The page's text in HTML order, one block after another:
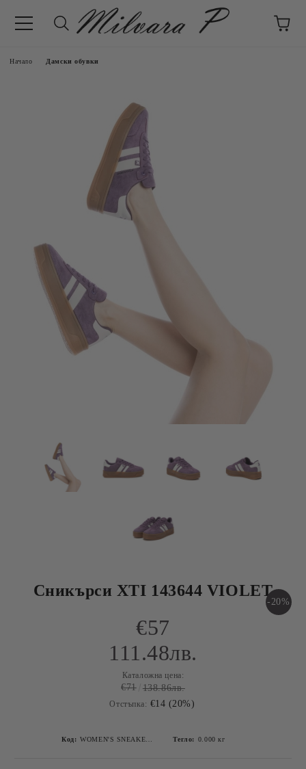
Начало Дамски обувки
Сникърси XTI 143644 VIOLET
-20%
€57
111.48лв.
Каталожна цена:
€71 138.86лв.
Отстъпка: €14 (20%)
Код: Тегло: 0.000 кг